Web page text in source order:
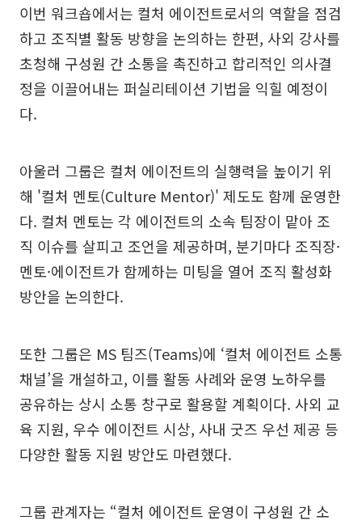
이번 워크숍에서는 컬처 에이전트로서의 역할을 점검
하고 조직별 활동 방향을 논의하는 한편, 사외 강사를
초청해 구성원 간 소통을 촉진하고 합리적인 의사결
정을 이끌어내는 퍼실리테이션 기법을 익힐 예정이
다.
아울러 그룹은 컬처 에이전트의 실행력을 높이기 위
해 '컬처 멘토(Culture Mentor)' 제도도 함께 운영한
다. 컬처 멘토는 각 에이전트의 소속 팀장이 맡아 조
직 이슈를 살피고 조언을 제공하며, 분기마다 조직장·
멘토·에이전트가 함께하는 미팅을 열어 조직 활성화
방안을 논의한다.
또한 그룹은 MS 팀즈(Teams)에 ‘컬처 에이전트 소통
채널’을 개설하고, 이를 활동 사례와 운영 노하우를
공유하는 상시 소통 창구로 활용할 계획이다. 사외 교
육 지원, 우수 에이전트 시상, 사내 굿즈 우선 제공 등
다양한 활동 지원 방안도 마련했다.
그룹 관계자는 “컬처 에이전트 운영이 구성원 간 소